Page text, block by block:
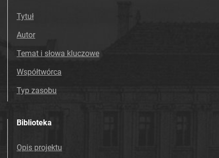
Tytuł
Autor
Temat i słowa kluczowe
Współtwórca
Typ zasobu
Biblioteka
Opis projektu